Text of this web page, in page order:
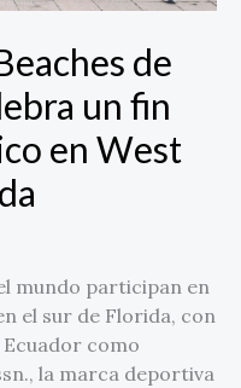
de
un fin
en West
mundo participan en
el sur de Florida, con
como
la marca deportiva